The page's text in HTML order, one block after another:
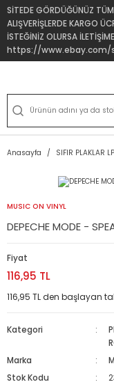
SİTEDE GÖRDÜĞÜNÜZ
ALIŞVERİŞLERDE KARGO
İSTEĞİNİZ OLURSA
https://www.ebay.com/
Anasayfa SIFIR PLAKLAR LP
MUSIC ON VINYL
DEPECHE MODE -
Fiyat
116,95 TL
116,95 TL den başlayan
Kategori
Marka
Stok Kodu